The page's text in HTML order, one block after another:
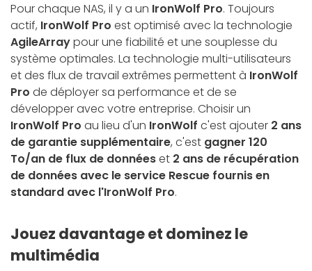
Pour chaque NAS, il y a un IronWolf Pro. Toujours
actif, IronWolf Pro est optimisé avec la technologie
AgileArraypour une fiabilité et une souplesse du
système optimales. La technologie multi-utilisateurs
et des flux de travail extrêmes permettent à IronWolf
Pro de déployer sa performance et de se
développer avec votre entreprise. Choisir un
IronWolf Pro au lieu d'un IronWolf c'est ajouter 2 ans
de garantie supplémentaire, c'est gagner 120
To/an de flux de donnéeset 2 ans de récupération
de données avec le service Rescue fournis en
standard avec l'IronWolf Pro.
Jouez davantage et dominez le
multimédia